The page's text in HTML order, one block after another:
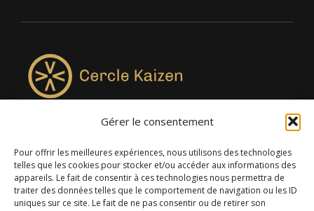
Gérer le consentement
Pour offrir les meilleures expériences, nous utilisons des technologies
telles que les cookies pour stocker et/ou accéder aux informations des
appareils. Le fait de consentir à ces technologies nous permettra de
traiter des données telles que le comportement de navigation ou les ID
uniques sur ce site. Le fait de ne pas consentir ou de retirer son
4957, rue Lionel-Groulx, bureau 819, Saint-Augustin-de-
Desmaures QC G3A 0M7